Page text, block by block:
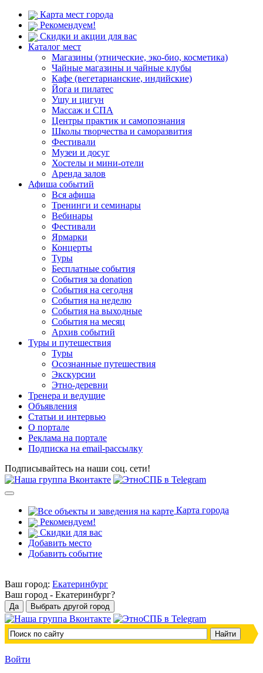
Карта мест города
Рекомендуем!
Скидки и акции для вас
Каталог мест
Магазины (этнические, эко-био, косметика)
Чайные магазины и чайные клубы
Кафе (вегетарианские, индийские)
Йога и пилатес
Ушу и цигун
Массаж и СПА
Центры практик и самопознания
Школы творчества и саморазвития
Фестивали
Музеи и досуг
Хостелы и мини-отели
Аренда залов
Афиша событий
Вся афиша
Тренинги и семинары
Вебинары
Фестивали
Ярмарки
Концерты
Туры
Бесплатные события
События за donation
События на сегодня
События на неделю
События на выходные
События на месяц
Архив событий
Туры и путешествия
Туры
Осознанные путешествия
Экскурсии
Этно-деревни
Тренера и ведущие
Объявления
Статьи и интервью
О портале
Реклама на портале
Подписка на email-рассылку
Подписывайтесь на наши соц. сети!
Карта города
Рекомендуем!
Скидки для вас
Добавить место
Добавить событие
Ваш город: Екатеринбург
Ваш город - Екатеринбург?
Войти